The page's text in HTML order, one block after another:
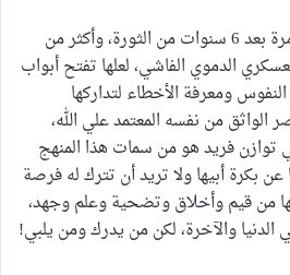
هذه شهادتي متكاملة لأول مرة بعد 6 سنوات من الثورة، وأكثر من
الدموي الفاشي، لعلها تفتح أبواب
ومعرفة الأخطاء لتداركها
الواثق من نفسه المعتمد علي الله،
توازن فريد هو من سمات هذا المنهج
عن بكرة أبيها ولا تريد أن تترك له فرصة
من قيم وأخلاق وتضحية وعلم وجهد،
والآخرة، لكن من يدرك ومن يلبي!